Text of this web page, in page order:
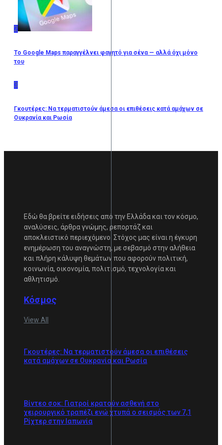
2
Το Google Maps παραγγέλνει φαγητό για σένα — αλλά όχι μόνο
του
3
Γκουτέρες: Να τερματιστούν άμεσα οι επιθέσεις κατά αμάχων σε
Ουκρανία και Ρωσία
Εδώ θα βρείτε ειδήσεις από την Ελλάδα και τον κόσμο,
αναλύσεις, άρθρα γνώμης, ρεπορτάζ και
αποκλειστικό περιεχόμενο. Στόχος μας είναι η έγκυρη
ενημέρωση του αναγνώστη, με σεβασμό στην αλήθεια
και πλήρη κάλυψη θεμάτων που αφορούν πολιτική,
κοινωνία, οικονομία, πολιτισμό, τεχνολογία και
αθλητισμό.
Κόσμος
View All
Γκουτέρες: Να τερματιστούν άμεσα οι επιθέσεις
κατά αμάχων σε Ουκρανία και Ρωσία
Βίντεο σοκ: Γιατροί κρατούν ασθενή στο
χειρουργικό τραπέζι ενώ χτυπά ο σεισμός των 7,1
Ρίχτερ στην Ιαπωνία